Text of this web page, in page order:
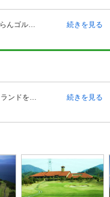
高松ゴールドカントリー倶楽部の予約ならじゃらんゴルフ。カートの有無や利用税、キャンセル料、ナイター設備、駐車場などのコース情報はもちろん、口コミ、フォトギャラリーなどコースの難易度や攻略に役立つ情報充実、予約する度にポイントが貯まるのでお得にゴルフをお楽しみ頂けます。 高松空港から車で約10分、こんぴら温泉郷へは車で約40分、塩江温泉郷へは車で20分ほどの距離に位置し、観光地へのアクセスも抜群です。プレー後に日本屈指の温泉郷で汗を流すこともでき、贅沢なゴルフライフが満喫できます。コースは世界的に有名なコース設計者 ピート・ダイの弟子、 ロン・フェリスによる設計です。デザインコンセプトの「あらゆるレベルのゴルファーに同質の歓びを」という彼の信念を随所に感じることのできる計算された作りになっています。また、ドライビングレンジ、バンカー、アプローチ、グリーンと多彩な練習場を完備しており、自分の技量を試したい上級者だけでなく、ゴルフを上達したい方にもおすすめです。レストランは、名物18ホールが見渡せる開放的な作りになっており、プレーを振り返りながらゆっくりと食事を楽しむことができます。 続きを見る
雄大に創り上げられた全18ホールは、スコットランドを思わせる自然な起伏を生かした「自然の恵みそのままに」というコンセプトを随所に感じられる美しいコースです。ホールの高低差が少なく、ブラインドホールや隠れたハザードもほとんどなく、セカンド地点からグリーンを確認できるため、初めてのラウンドでも安心してショットできるため、他では味わえない爽快感を味わうことができます。18番ホールは一日を締めくくるにふさわしい名物ホールで、グリーンの廻りを池で囲まれたアイランド・グリーンが悠然とゴルファーを待ち構えています。2オンも狙える距離ながら、大きなリスクと背中合わせのスリリング感がチャレンジ精神を掻き立て、訪れるすべての人を魅了します。 続きを見る